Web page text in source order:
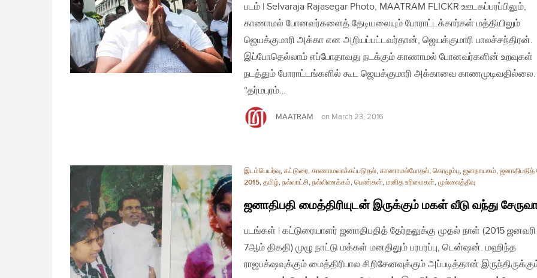
படம் | Selvaraja Rajasegar Photo, MAATRAM FLICKR ஊடகப்பரப்பிலும்,
காணாமல் போனவர்களைத் தேடியலையும் போராட்டக்கார்கள் மத்தியிலும்
ஜெயக்குமாரி அக்கா என அறியப்பட்டவர்தான், ஜெயக்குமாரி பாலச்சந்திரன்.
இப்போதெல்லாம் எப்போதாவது நடக்கும் காணாமல் போனவர்களின் உறவுகள்
நடத்தும் போராட்டங்களில் கூட ஜெயக்குமாரி அக்காவை காணமுடிவதில்லை.
“தர்மபுரம்…
MAATRAM on March 23, 2016
இடம்பெயர்வு, கட்டுரை, காணாமலாக்கப்படுதல், காணாமல்போதல், கொழும்பு, ஜனநாயகம்,
2015, தமிழ், நல்லாட்சி, நல்லிணக்கம், பெண்கள், மனித உரிமைகள், முல்லைத்தீவு
ஜனாதிபதி மைத்திரியுடன் இருக்கும் மகள் வீடு வந்து
படங்கள் | கட்டுரையாளர் ஜனாதிபதித் தேர்தலுக்கு முதல் நாள் (2015
7ஆம் திகதி) முழு நாட்டு மக்கள் மனதிலும் பரபரப்பு, டென்ஷன். மஹிந்த
ராஜபக்‌ஷவுக்கும் மைத்திரிபால சிறிசேனவுக்கும் அப்படித்தான்